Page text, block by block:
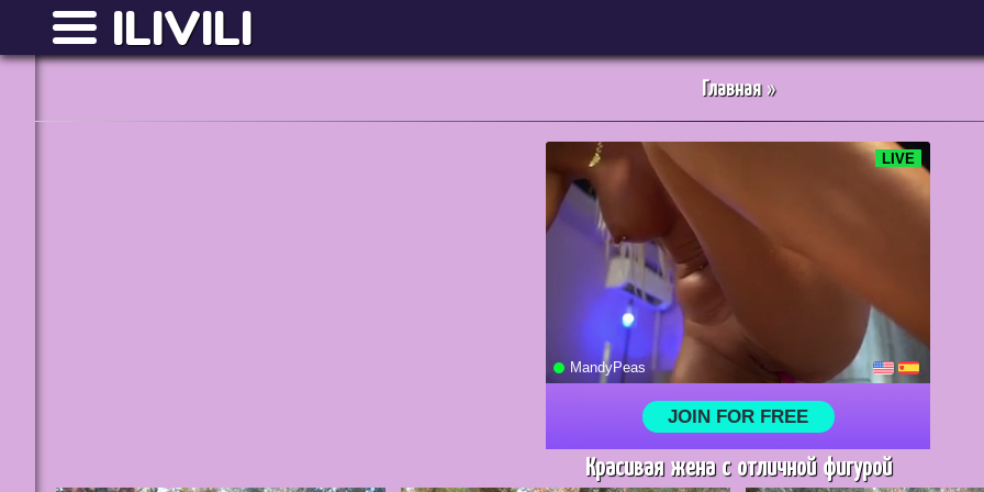
ILIVILI
Главная»
Красивая жена с отличной фигурой